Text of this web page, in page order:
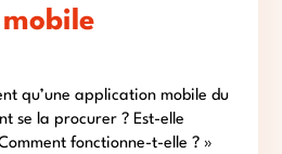
qu’une application mobile du
se la procurer ? Est-elle
fonctionne-t-elle ? »